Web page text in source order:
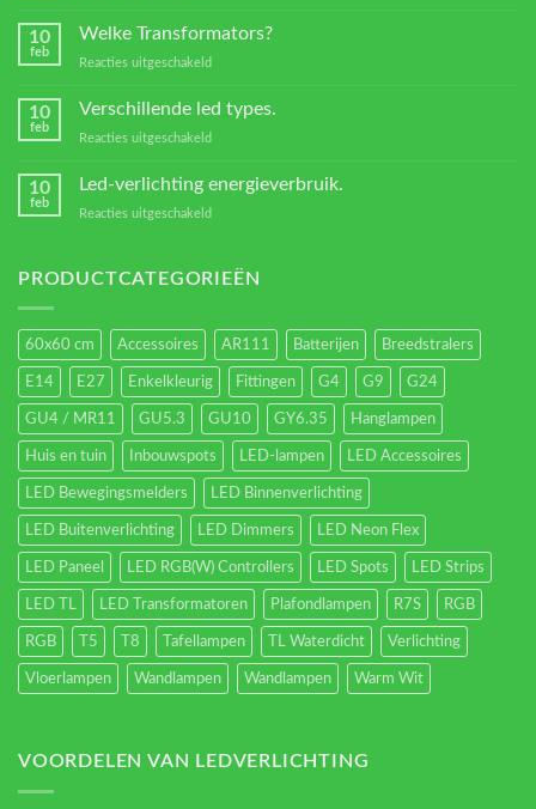
verlichting
10
feb
Welke Transformators?
Reacties uitgeschakeld
Transformators?
10
feb
Verschillende led types.
Reacties uitgeschakeld
10
feb
Led-verlichting energieverbruik.
Reacties uitgeschakeld
energieverbruik.
PRODUCTCATEGORIEËN
60x60 cm Accessoires AR111 Batterijen Breedstralers
E14 E27 Enkelkleurig Fittingen G4 G9 G24
GU4 / MR11 GU5.3 GU10 GY6.35 Hanglampen
Huis en tuin Inbouwspots LED-lampen LED Accessoires
LED Bewegingsmelders LED Binnenverlichting
LED Buitenverlichting LED Dimmers LED Neon Flex
LED Paneel LED RGB(W) Controllers LED Spots LED Strips
LED TL LED Transformatoren Plafondlampen R7S RGB
RGB T5 T8 Tafellampen TL Waterdicht Verlichting
Vloerlampen Wandlampen Wandlampen Warm Wit
VOORDELEN VAN LEDVERLICHTING